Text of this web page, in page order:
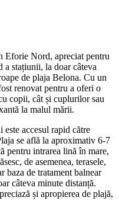
Eforie Nord, apreciat pentru
a stațiunii, la doar câteva
de plaja Belona. Cu un
renovat pentru a oferi o
copii, cât și cuplurilor sau
la malul mării.
accesul rapid către
se află la aproximativ 6-7
pentru intrarea lină în mare,
de asemenea, terasele,
baza de tratament balnear
câteva minute distanță.
și apropierea de plajă,